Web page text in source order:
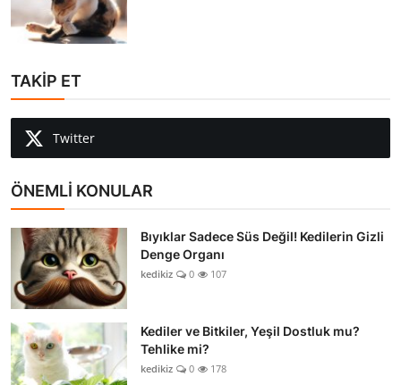
TAKİP ET
Twitter
ÖNEMLİ KONULAR
Bıyıklar Sadece Süs Değil! Kedilerin Gizli
Denge Organı
kedikiz 0 107
Kediler ve Bitkiler, Yeşil Dostluk mu?
Tehlike mi?
kedikiz 0 178